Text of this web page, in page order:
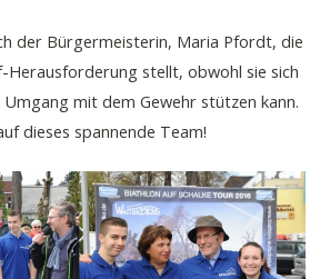
der Bürgermeisterin, Maria Pfordt, die
Herausforderung stellt, obwohl sie sich
mit dem Gewehr stützen kann.
dieses spannende Team!